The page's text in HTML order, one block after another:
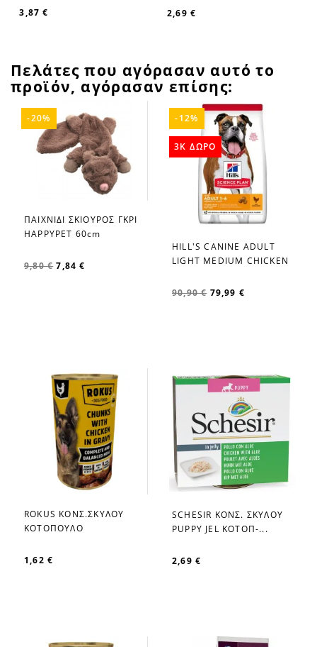
3,87 € 2,69 €
Πελάτες που αγόρασαν αυτό το
προϊόν, αγόρασαν επίσης:
favorite_border
ΠΑΙΧΝΙΔΙ ΣΚΙΟΥΡΟΣ ΓΚΡΙ
HAPPYPET 60cm
9,80 € 7,84 €
-20%
favorite_border
HILL'S CANINE ADULT
LIGHT MEDIUM CHICKEN
90,90 € 79,99 €
-12%
3K ΔΩΡΟ
favorite_border
ROKUS ΚΟΝΣ.ΣΚΥΛΟΥ
ΚΟΤΟΠΟΥΛΟ
1,62 €
favorite_border
SCHESIR ΚΟΝΣ. ΣΚΥΛΟΥ
PUPPY JEL ΚΟΤΟΠ-...
2,69 €